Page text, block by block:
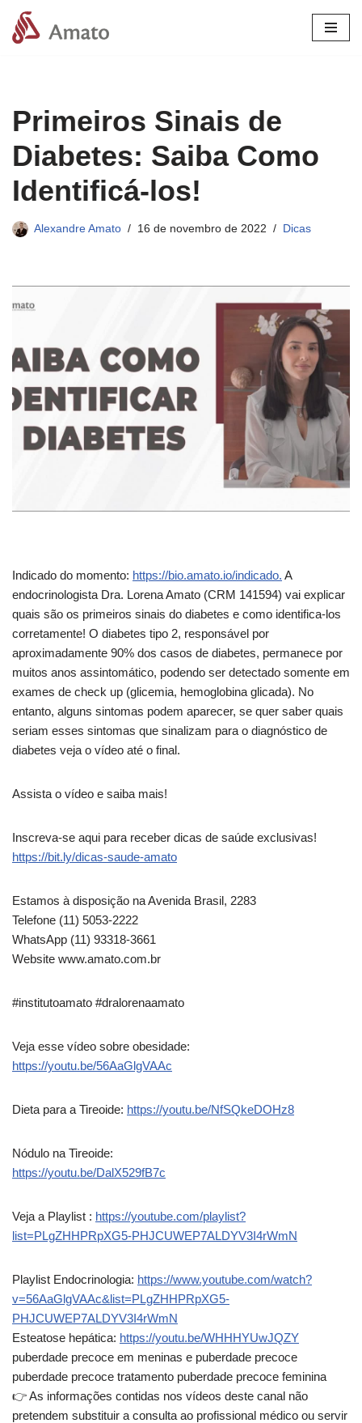
Pular
Primeiros Sinais de
Diabetes: Saiba Como
Identificá-los!
Alexandre Amato 16 de novembro de 2022 Dicas
Indicado do momento: https://bio.amato.io/indicado. A
endocrinologista Dra. Lorena Amato (CRM 141594) vai explicar
quais são os primeiros sinais do diabetes e como identifica-los
corretamente! O diabetes tipo 2, responsável por
aproximadamente 90% dos casos de diabetes, permanece por
muitos anos assintomático, podendo ser detectado somente em
exames de check up (glicemia, hemoglobina glicada). No
entanto, alguns sintomas podem aparecer, se quer saber quais
seriam esses sintomas que sinalizam para o diagnóstico de
diabetes veja o vídeo até o final.
Assista o vídeo e saiba mais!
Inscreva-se aqui para receber dicas de saúde exclusivas!
https://bit.ly/dicas-saude-amato
Estamos à disposição na Avenida Brasil, 2283
Telefone (11) 5053-2222
WhatsApp (11) 93318-3661
Website www.amato.com.br
#institutoamato #dralorenaamato
Veja esse vídeo sobre obesidade:
https://youtu.be/56AaGlgVAAc
Dieta para a Tireoide: https://youtu.be/NfSQkeDOHz8
Nódulo na Tireoide:
https://youtu.be/DalX529fB7c
Veja a Playlist : https://youtube.com/playlist?
list=PLgZHHPRpXG5-PHJCUWEP7ALDYV3I4rWmN
Playlist Endocrinologia: https://www.youtube.com/watch?
v=56AaGlgVAAc&list=PLgZHHPRpXG5-
PHJCUWEP7ALDYV3I4rWmN
Esteatose hepática: https://youtu.be/WHHHYUwJQZY
puberdade precoce em meninas e puberdade precoce
puberdade precoce tratamento puberdade precoce feminina
👉️ As informações contidas nos vídeos deste canal não
pretendem substituir a consulta ao profissional médico ou servir